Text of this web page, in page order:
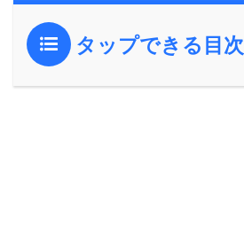
タップできる目次